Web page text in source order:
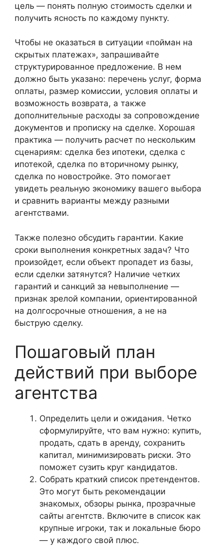
цель — понять полную стоимость сделки и
получить ясность по каждому пункту.
Чтобы не оказаться в ситуации «пойман на
скрытых платежах», запрашивайте
структурированное предложение. В нем
должно быть указано: перечень услуг, форма
оплаты, размер комиссии, условия оплаты и
возможность возврата, а также
дополнительные расходы за сопровождение
документов и прописку на сделке. Хорошая
практика — получить расчет по нескольким
сценариям: сделка без ипотеки, сделка с
ипотекой, сделка по вторичному рынку,
сделка по новостройке. Это помогает
увидеть реальную экономику вашего выбора
и сравнить варианты между разными
агентствами.
Также полезно обсудить гарантии. Какие
сроки выполнения конкретных задач? Что
произойдет, если объект пропадет из базы,
если сделки затянутся? Наличие четких
гарантий и санкций за невыполнение —
признак зрелой компании, ориентированной
на долгосрочные отношения, а не на
быструю сделку.
Пошаговый план
действий при выборе
агентства
Определить цели и ожидания. Четко
сформулируйте, что вам нужно: купить,
продать, сдать в аренду, сохранить
капитал, минимизировать риски. Это
поможет сузить круг кандидатов.
Собрать краткий список претендентов.
Это могут быть рекомендации
знакомых, обзоры рынка, прозрачные
сайты агентств. Включите в список как
крупные игроки, так и локальные бюро
— у каждого свой плюс.